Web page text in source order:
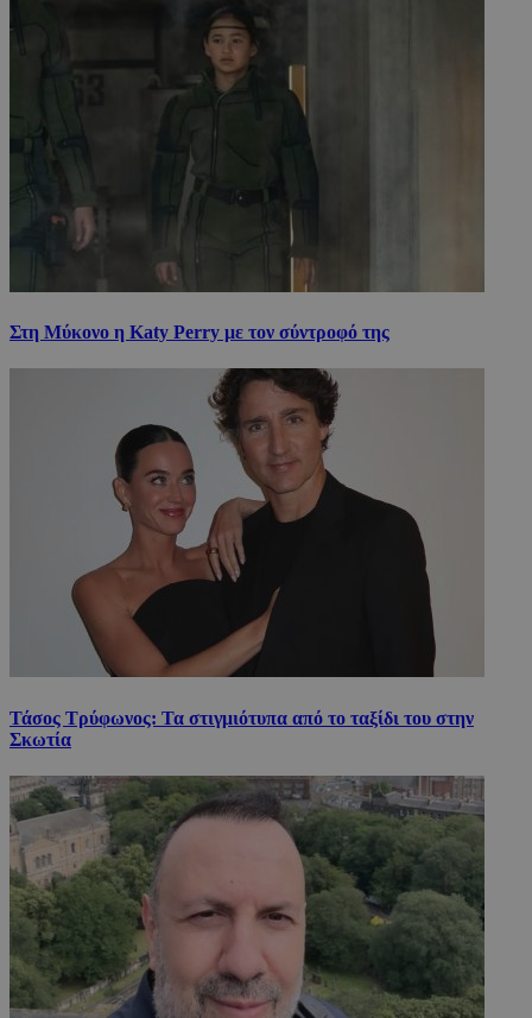
Στη Μύκονο η Katy Perry με τον σύντροφό της
Τάσος Τρύφωνος: Τα στιγμιότυπα από το ταξίδι του στην
Σκωτία